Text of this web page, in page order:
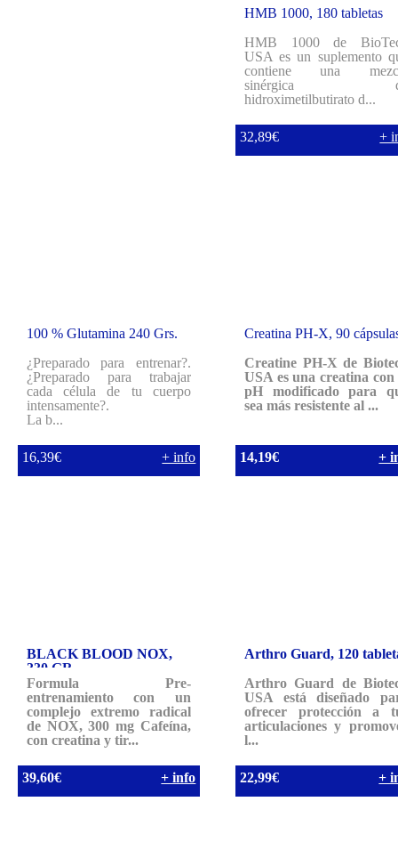
HMB 1000, 180 tabletas
HMB 1000 de
USA es un suplemento
contiene una
sinérgica
hidroximetilbutirato d...
32,89€ +
100 % Glutamina 240 Grs.
¿Preparado para entrenar?.
¿Preparado para trabajar
cada célula de tu cuerpo
intensamente?.
La b...
16,39€ + info
Creatina PH-X, 90
Creatine PH-X de
USA es una creatina con
pH modificado para
sea más resistente al ...
14,19€ +
BLACK BLOOD NOX,
330 GR
Formula Pre-
entrenamiento con un
complejo extremo radical
de NOX, 300 mg Cafeína,
con creatina y tir...
39,60€ + info
Arthro Guard, 120
Arthro Guard de
USA está diseñado
ofrecer protección a
articulaciones y
l...
22,99€ +